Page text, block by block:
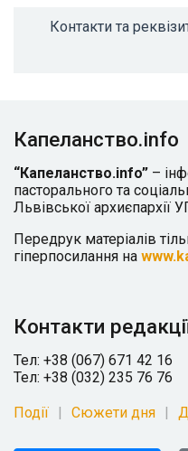
Контакти та
Капеланство.info
“Капеланство.info” –
пасторального та
Львівської архиєпархії
Передрук матеріалів
гіперпосилання на
Контакти
Тел: +38 (067) 671 42 16
Тел: +38 (032) 235 76 76
Події Сюжети дня